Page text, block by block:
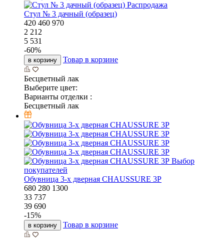
Распродажа
Стул № 3 дачный (образец)
420 460 970
2 212
5 531
-60%
в корзину Товар в корзине
Бесцветный лак
Выберите цвет:
Варианты отделки :
Бесцветный лак
Выбор
покупателей
Обувница 3-х дверная CHAUSSURE 3P
680 280 1300
33 737
39 690
-15%
в корзину Товар в корзине